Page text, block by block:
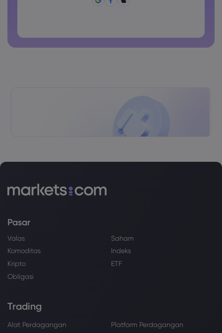
Pasar
Valas
Saham
Komoditas
Indeks
Kripto
ETF
Obligasi
Trading
Alat Perdagangan
Platform Perdagangan